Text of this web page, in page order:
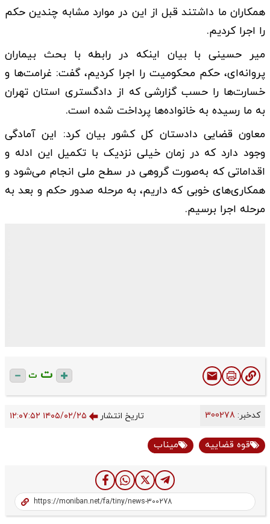
همکاران ما داشتند قبل از این در موارد مشابه چندین حکم
را اجرا کردیم.
میر حسینی با بیان اینکه در رابطه با بحث بیماران
پروانه‌ای، حکم محکومیت را اجرا کردیم، گفت: غرامت‌ها و
خسارت‌ها را حسب گزارشی که از دادگستری استان تهران
به ما رسیده به خانواده‌ها پرداخت شده است.
معاون قضایی دادستان کل کشور بیان کرد: این آمادگی
وجود دارد که در زمان خیلی نزدیک با تکمیل این ادله و
اقداماتی که به‌صورت گروهی در سطح ملی انجام می‌شود و
همکاری‌های خوبی که داریم، به مرحله صدور حکم و بعد به
مرحله اجرا برسیم.
ت ت
کدخبر: تاریخ انتشار ۱۴۰۵/۰۲/۲۵ ۱۲:۰۷:۵۲
قوه قضاییه میناب